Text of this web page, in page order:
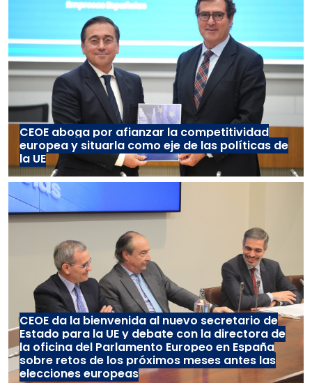
CEOE aboga por afianzar la competitividad
europea y situarla como eje de las políticas de
la UE
CEOE da la bienvenida al nuevo secretario de
Estado para la UE y debate con la directora de
la oficina del Parlamento Europeo en España
sobre retos de los próximos meses antes las
elecciones europeas